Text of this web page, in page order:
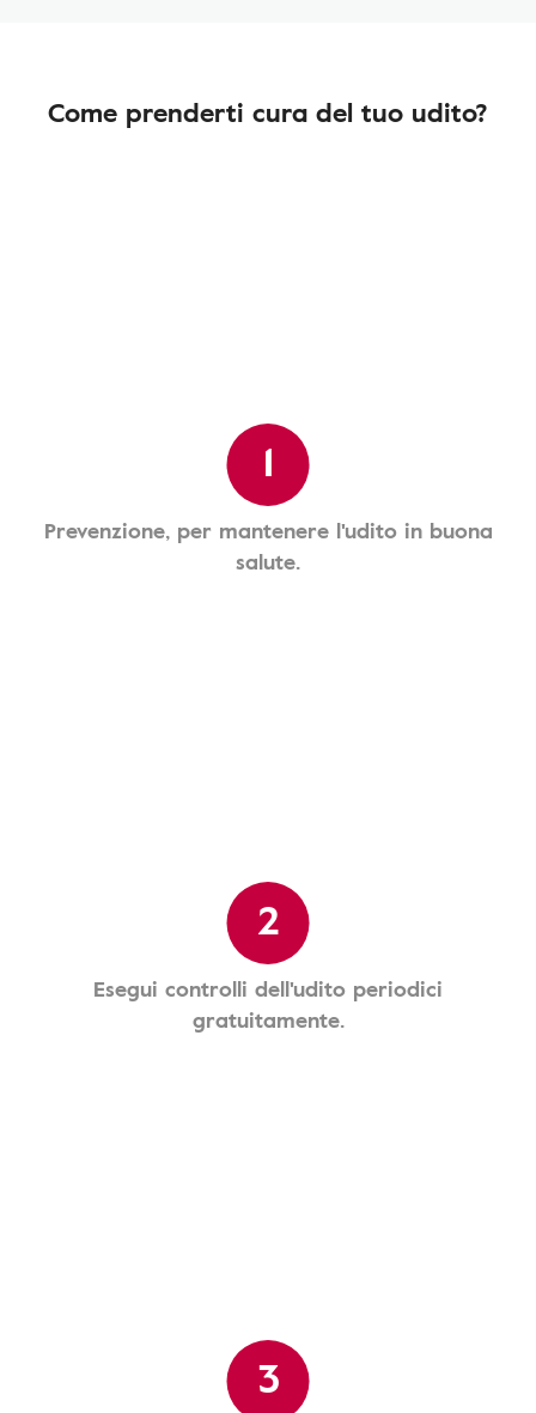
Come prenderti cura del tuo udito?
1
Prevenzione, per mantenere l'udito in buona
salute.
2
Esegui controlli dell'udito periodici
gratuitamente.
3